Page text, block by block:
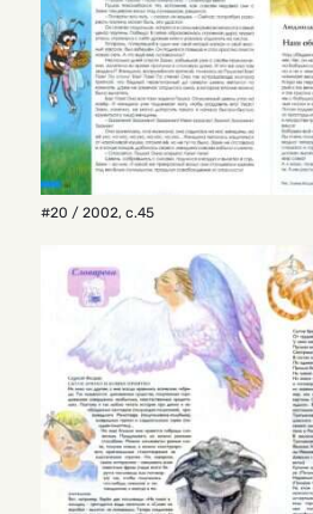
#20 / 2002, с.45